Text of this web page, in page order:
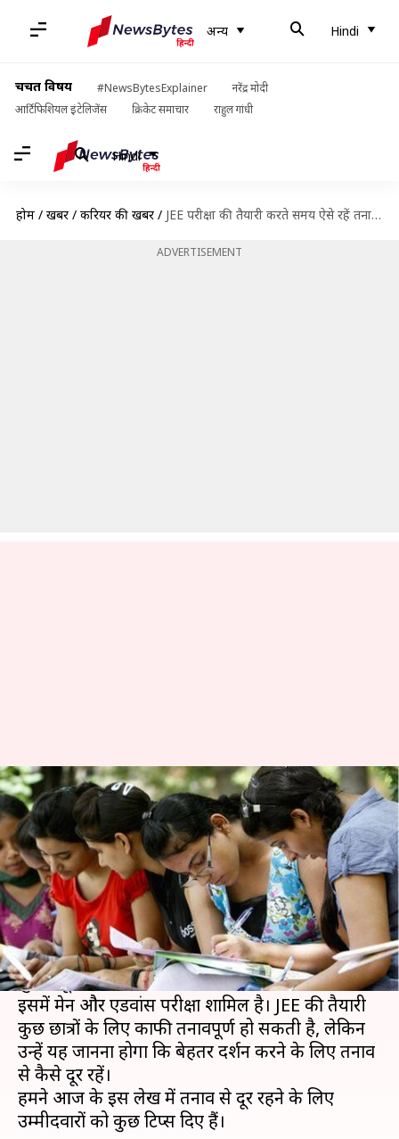
अन्य Hindi
चर्चित विषय #NewsBytesExplainer
नरेंद्र मोदी
आर्टिफिशियल इंटेलिजेंस
क्रिकेट समाचार राहुल गांधी
Hindi
होम / खबरें / करियर की खबरें / JEE परीक्षा की तैयारी करते समय ऐसे रहें तनाव से दूर, मिलेगी सफलता
ADVERTISEMENT
JEE परीक्षा की तैयारी करते समय ऐसे
रहें तनाव से दूर, मिलेगी सफलता
लेखन मोना दीक्षित Aug 07, 2019 08:14 pm
क्या है खबर?
संयुक्त प्रवेश परीक्षा (JEE) भारत में टॉप इंजीनियरिंग
संस्थानों में प्रवेश के लिए आयोजित होने वाली सबसे
चुनौतीपूर्ण इंजीनियरिंग प्रवेश परीक्षा है।
इसमें मेन और एडवांस परीक्षा शामिल है। JEE की तैयारी
कुछ छात्रों के लिए काफी तनावपूर्ण हो सकती है, लेकिन
उन्हें यह जानना होगा कि बेहतर प्रदर्शन करने के लिए तनाव
से कैसे दूर रहें।
हमने आज के इस लेख में तनाव से दूर रहने के लिए